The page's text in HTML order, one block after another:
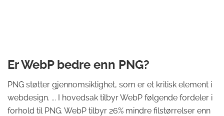
Er WebP bedre enn PNG?
PNG støtter gjennomsiktighet, som er et kritisk element i
webdesign. ... I hovedsak tilbyr WebP følgende fordeler i
forhold til PNG. WebP tilbyr 26% mindre filstørrelser enn